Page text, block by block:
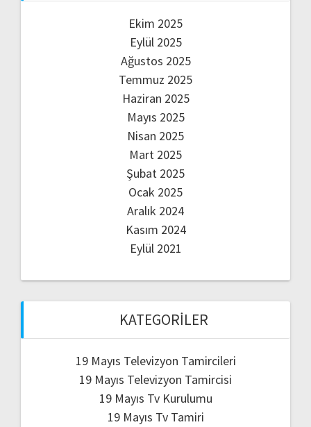
Ekim 2025
Eylül 2025
Ağustos 2025
Temmuz 2025
Haziran 2025
Mayıs 2025
Nisan 2025
Mart 2025
Şubat 2025
Ocak 2025
Aralık 2024
Kasım 2024
Eylül 2021
KATEGORILER
19 Mayıs Televizyon Tamircileri
19 Mayıs Televizyon Tamircisi
19 Mayıs Tv Kurulumu
19 Mayıs Tv Tamiri